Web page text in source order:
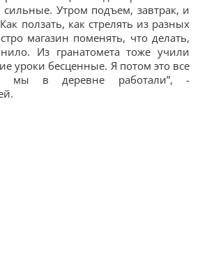
сильные. Утром подъем, завтрак, и
ползать, как стрелять из разных
магазин поменять, что делать,
Из гранатомета тоже учили
уроки бесценные. Я потом это все
мы в деревне работали”, -